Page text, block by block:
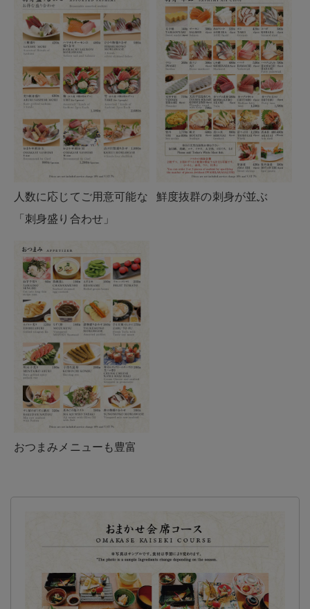
人数に応じてご用意可能な
「刺身盛り合わせ」
鮮度抜群の刺身が並ぶ
おつまみメニューも豊富